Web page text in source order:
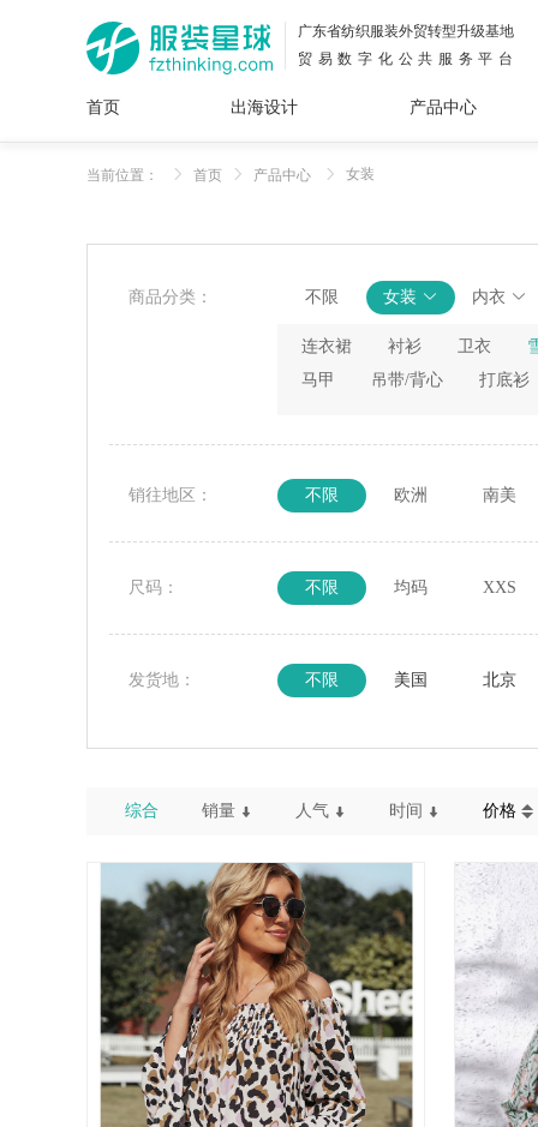
广东省纺织服装外贸转型升级基地
贸易数字化公共服务平台
首页 出海设计 产品中心
当前位置： 首页 产品中心 女装
商品分类： 不限 女装 内衣
连衣裙 衬衫 卫衣
马甲
吊带/背心 打底衫
销往地区： 不限 欧洲 南美
尺码： 不限 均码 XXS
发货地： 不限 美国 北京
综合 销量 人气 时间 价格